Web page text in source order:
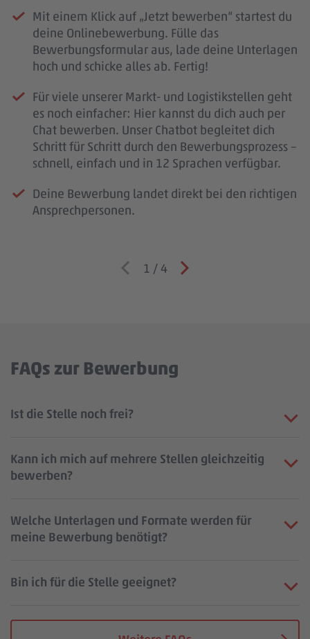
Mit einem Klick auf „Jetzt bewerben“ startest du
deine Onlinebewerbung. Fülle das
Bewerbungsformular aus, lade deine Unterlagen
hoch und schicke alles ab. Fertig!
Für viele unserer Markt- und Logistikstellen geht
es noch einfacher: Hier kannst du dich auch per
Chat bewerben. Unser Chatbot begleitet dich
Schritt für Schritt durch den Bewerbungsprozess –
schnell, einfach und in 12 Sprachen verfügbar.
Deine Bewerbung landet direkt bei den richtigen
Ansprechpersonen.
1 / 4
FAQs zur Bewerbung
Ist die Stelle noch frei?
Kann ich mich auf mehrere Stellen gleichzeitig
bewerben?
Welche Unterlagen und Formate werden für
meine Bewerbung benötigt?
Bin ich für die Stelle geeignet?